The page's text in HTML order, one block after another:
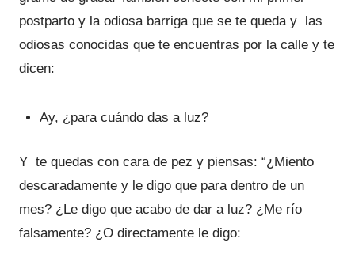
postparto y la odiosa barriga que se te queda y las
odiosas conocidas que te encuentras por la calle y te
dicen:
Ay, ¿para cuándo das a luz?
Y te quedas con cara de pez y piensas: “¿Miento
descaradamente y le digo que para dentro de un
mes? ¿Le digo que acabo de dar a luz? ¿Me río
falsamente? ¿O directamente le digo: